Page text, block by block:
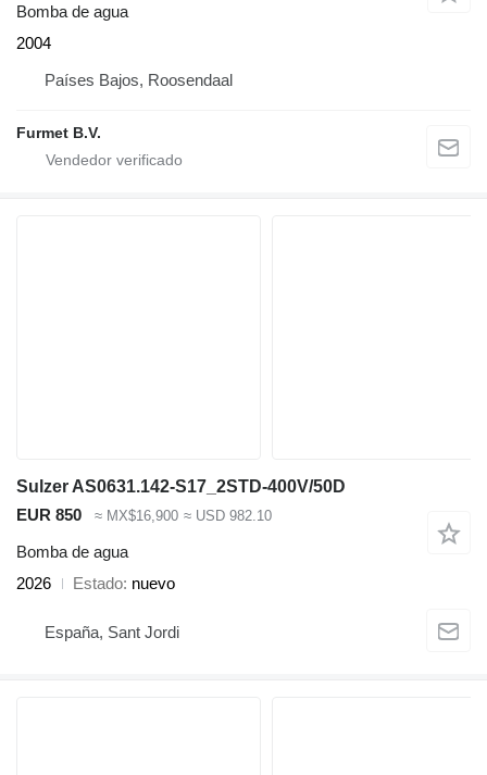
Bomba de agua
2004
Países Bajos, Roosendaal
Furmet B.V.
Sulzer AS0631.142-S17_2STD-400V/50D
EUR 850
≈ MX$16,900 ≈ USD 982.10
Bomba de agua
2026
Estado nuevo
España, Sant Jordi